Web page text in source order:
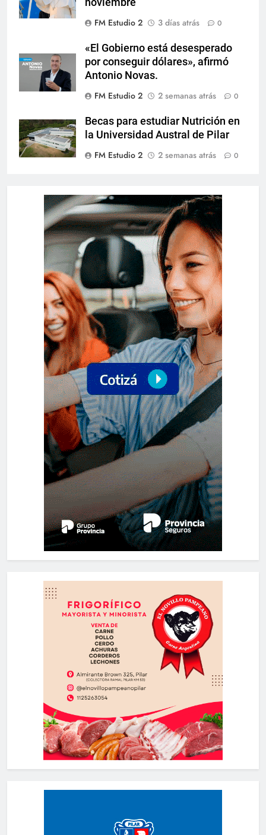
noviembre
FM Estudio 2
3 días atrás 0
«El Gobierno está desesperado
por conseguir dólares», afirmó
Antonio Novas.
FM Estudio 2
2 semanas atrás 0
Becas para estudiar Nutrición en
la Universidad Austral de Pilar
FM Estudio 2
2 semanas atrás 0